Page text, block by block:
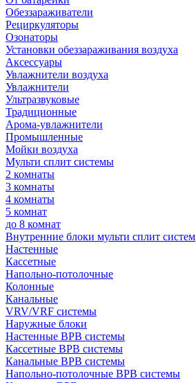
Обеззараживатели
Рециркуляторы
Озонаторы
Установки обеззараживания воздуха
Аксессуары
Увлажнители воздуха
Увлажнители
Ультразвуковые
Традиционные
Арома-увлажнители
Промышленные
Мойки воздуха
Мульти сплит системы
2 комнаты
3 комнаты
4 комнаты
5 комнат
до 8 комнат
Внутренние блоки мульти сплит систем
Настенные
Кассетные
Напольно-потолочные
Колонные
Канальные
VRV/VRF системы
Наружные блоки
Настенные ВРВ системы
Кассетные ВРВ системы
Канальные ВРВ системы
Напольно-потолочные ВРВ системы